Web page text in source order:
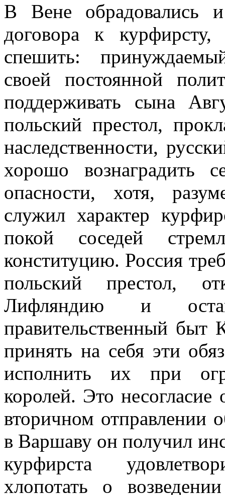
В Вене обрадовались
договора к
спешить:
своей постоянной
поддерживать сына
польский престол,
наследственности,
хорошо вознаградить
опасности, хотя,
служил характер
покой соседей
конституцию. Россия
польский престол,
Лифляндию и
правительственный быт
принять на себя эти
исполнить их при
королей. Это
вторичном отправлении
в Варшаву он получил
курфирста
хлопотать о